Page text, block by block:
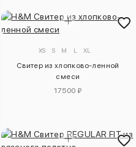
XS S M L XL
Свитер из хлопково-ленной
смеси
17500 ₽